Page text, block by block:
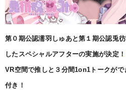
第０期公認濡羽しゅあと第１期公認兎
したスペシャルアフターの実施が決定！
VR空間で推しと３分間1on1トークが
付き！